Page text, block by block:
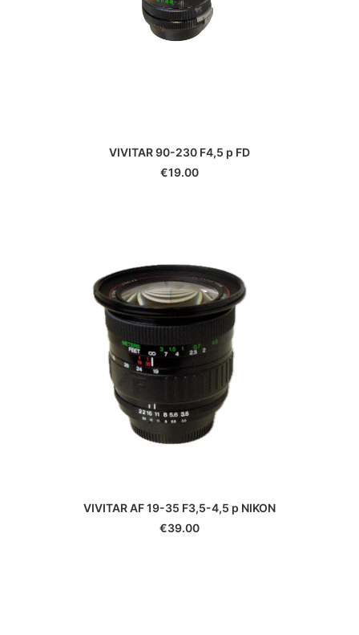
VIVITAR 90-230 F4,5 p FD
VIVITAR AF 19-35 F3,5-4,5 p NIKON
€39.00